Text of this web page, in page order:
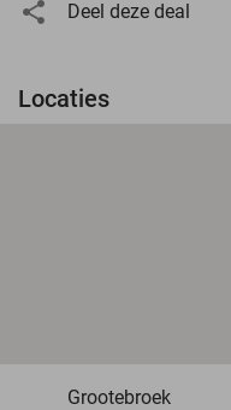
Deel deze deal
Locaties
Grootebroek